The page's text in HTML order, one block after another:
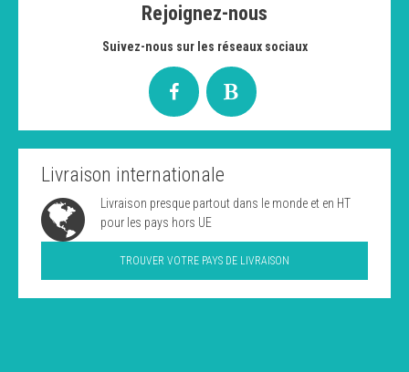
Rejoignez-nous
Suivez-nous sur les réseaux sociaux
Livraison internationale
Livraison presque partout dans le monde et en HT
pour les pays hors UE
TROUVER VOTRE PAYS DE LIVRAISON